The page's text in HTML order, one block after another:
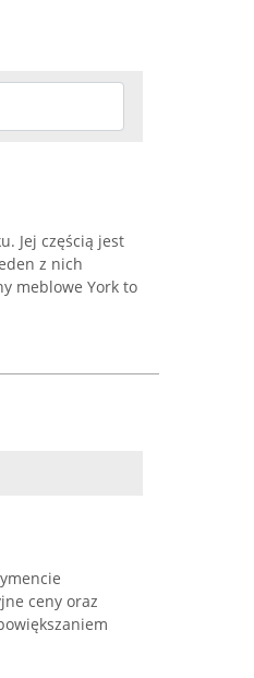
Jej częścią jest
z nich
meblowe York to
ceny oraz